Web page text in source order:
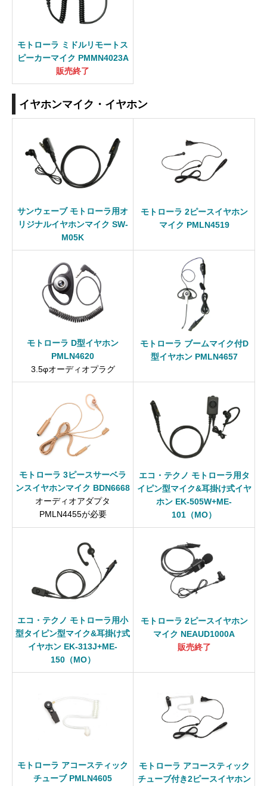
モトローラ ミドルリモートス
ピーカーマイク PMMN4023A
販売終了
イヤホンマイク・イヤホン
サンウェーブ モトローラ用オ
リジナルイヤホンマイク SW-
M05K
モトローラ 2ピースイヤホン
マイク PMLN4519
モトローラ D型イヤホン
PMLN4620
3.5φオーディオプラグ
モトローラ ブームマイク付D
型イヤホン PMLN4657
モトローラ 3ピースサーベラ
ンスイヤホンマイク BDN6668
オーディオアダプタ
PMLN4455が必要
エコ・テクノ モトローラ用タ
イピン型マイク&耳掛け式イヤ
ホン EK-505W+ME-
101（MO）
エコ・テクノ モトローラ用小
型タイピン型マイク&耳掛け式
イヤホン EK-313J+ME-
150（MO）
モトローラ 2ピースイヤホン
マイク NEAUD1000A
販売終了
モトローラ アコースティック
チューブ PMLN4605
モトローラ アコースティック
チューブ付き2ピースイヤホン